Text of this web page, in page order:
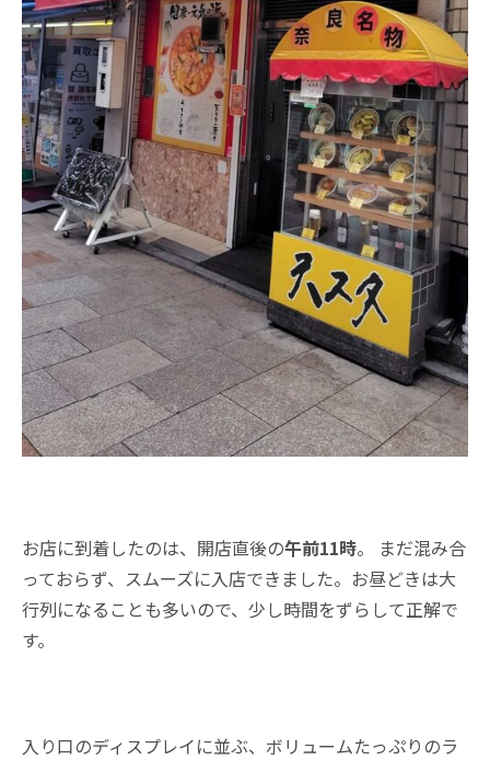
お店に到着したのは、開店直後の午前11時。 まだ混み合
っておらず、スムーズに入店できました。お昼どきは大
行列になることも多いので、少し時間をずらして正解で
す。
入り口のディスプレイに並ぶ、ボリュームたっぷりのラ